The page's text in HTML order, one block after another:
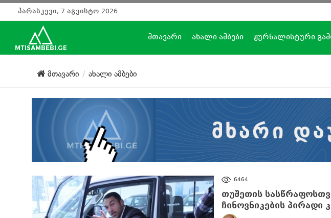
პარასკევი, 7 აგვისტო 2026
მთავარი ახალი ამბები ჟურნალისტური
მთავარი ახალი ამბები
6464
თუშეთის
ჩინოვნიკების პირადი